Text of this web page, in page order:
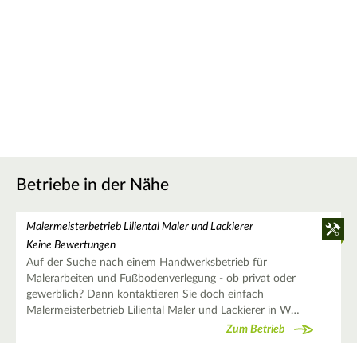
Betriebe in der Nähe
Malermeisterbetrieb Liliental Maler und Lackierer
Keine Bewertungen
Auf der Suche nach einem Handwerksbetrieb für
Malerarbeiten und Fußbodenverlegung - ob privat oder
gewerblich? Dann kontaktieren Sie doch einfach
Malermeisterbetrieb Liliental Maler und Lackierer in W…
Zum Betrieb